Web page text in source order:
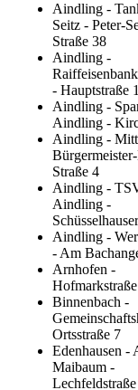
Aindling -
Seitz - Peter-
Straße 38
Aindling -
- Hauptstraße
Aindling -
Aindling -
Aindling -
Straße 4
Aindling -
Aindling -
Aindling -
- Am
Arnhofen -
Binnenbach -
Ortsstraße 7
Edenhausen -
Maibaum -